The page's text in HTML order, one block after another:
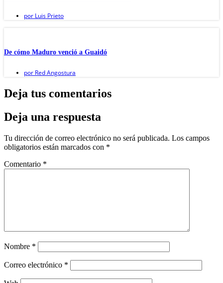
por Luis Prieto
De cómo Maduro venció a Guaidó
por Red Angostura
Deja tus comentarios
Deja una respuesta
Tu dirección de correo electrónico no será publicada. Los campos
obligatorios están marcados con *
Comentario *
Nombre *
Correo electrónico *